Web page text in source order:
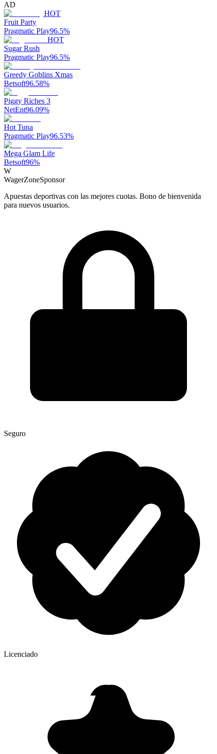
AD
HOT
Fruit Party
Pragmatic Play96.5%
HOT
Sugar Rush
Pragmatic Play96.5%
Greedy Goblins Xmas
Betsoft96.58%
Piggy Riches 3
NetEnt96.09%
Hot Tuna
Pragmatic Play96.53%
Mega Glam Life
Betsoft96%
W
WagerZoneSponsor
Apuestas deportivas con las mejores cuotas. Bono de bienvenida
para nuevos usuarios.
Seguro
Licenciado